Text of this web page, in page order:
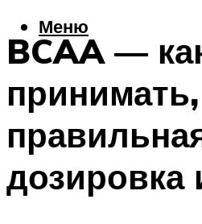
Меню
BCAA —
принимать,
дозировка